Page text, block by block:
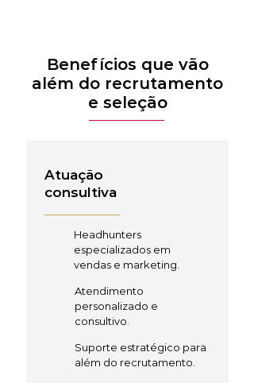
Benefícios que vão
além do recrutamento
e seleção
Atuação
consultiva
Headhunters
especializados em
vendas e marketing.
Atendimento
personalizado e
consultivo.
Suporte estratégico para
além do recrutamento.